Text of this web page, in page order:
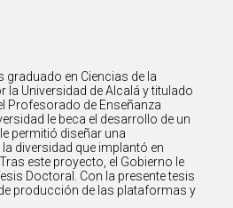
graduado en Ciencias de la
la Universidad de Alcalá y titulado
Profesorado de Enseñanza
le beca el desarrollo de un
permitió diseñar una
diversidad que implantó en
este proyecto, el Gobierno le
Doctoral. Con la presente tesis
producción de las plataformas y